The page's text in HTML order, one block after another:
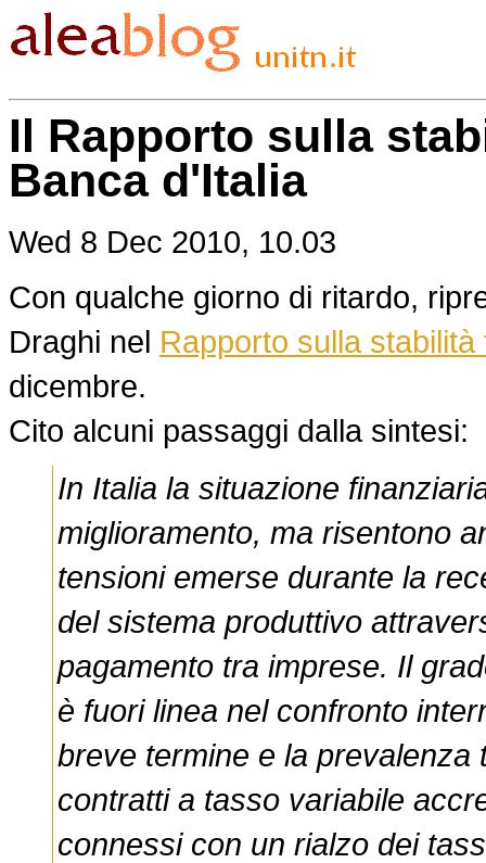
Il Rapporto sulla
Banca d'Italia
Wed 8 Dec 2010, 10.03
Con qualche giorno di ritardo,
Draghi nel Rapporto sulla stabilità
dicembre.
Cito alcuni passaggi dalla sintesi:
In Italia la situazione
miglioramento, ma risentono
tensioni emerse durante la
del sistema produttivo
pagamento tra imprese. Il
è fuori linea nel confronto
breve termine e la
contratti a tasso variabile
connessi con un rialzo dei